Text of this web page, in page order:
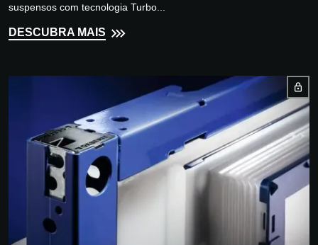
suspensos com tecnologia Turbo...
DESCUBRA MAIS